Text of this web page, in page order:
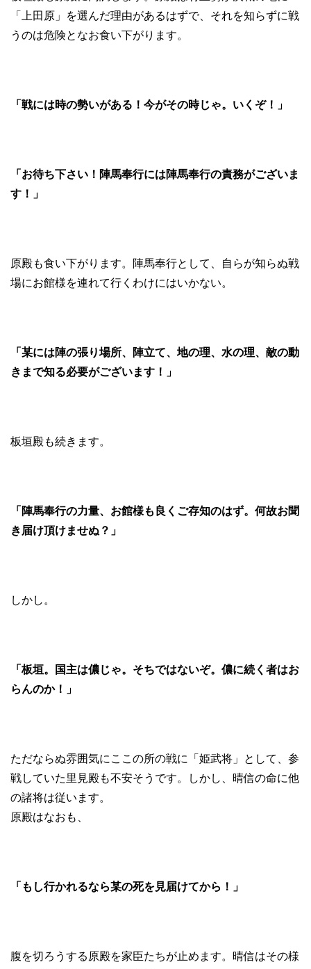
「上田原」を選んだ理由があるはずで、それを知らずに戦
うのは危険となお食い下がります。
「戦には時の勢いがある！今がその時じゃ。いくぞ！」
「お待ち下さい！陣馬奉行には陣馬奉行の責務がございま
す！」
原殿も食い下がります。陣馬奉行として、自らが知らぬ戦
場にお館様を連れて行くわけにはいかない。
「某には陣の張り場所、陣立て、地の理、水の理、敵の動
きまで知る必要がございます！」
板垣殿も続きます。
「陣馬奉行の力量、お館様も良くご存知のはず。何故お聞
き届け頂けませぬ？」
しかし。
「板垣。国主は儂じゃ。そちではないぞ。儂に続く者はお
らんのか！」
ただならぬ雰囲気にここの所の戦に「姫武将」として、参
戦していた里見殿も不安そうです。しかし、晴信の命に他
の諸将は従います。
原殿はなおも、
「もし行かれるなら某の死を見届けてから！」
腹を切ろうする原殿を家臣たちが止めます。晴信はその様